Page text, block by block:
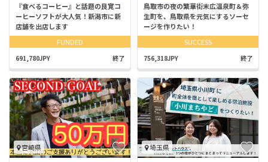
『食べるコーヒー』と話題の良寛コ
ーヒーソフトが大人気！新潟市に新
店舗を出店します
FUNDED
691,780JPY 終了
鳥取市の夜の繁華街末広温泉町＆弥
生町を、鳥取県を元気にするソーセ
ージを作りたい！
SUCCESS
756,318JPY 終了
宮崎県 埼玉県